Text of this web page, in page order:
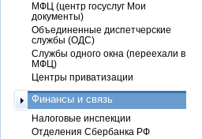
МФЦ (центр госуслуг Мои
документы)
Объединенные диспетчерские
службы (ОДС)
Службы одного окна (переехали в
МФЦ)
Центры приватизации
Финансы и связь
Налоговые инспекции
Отделения Сбербанка РФ